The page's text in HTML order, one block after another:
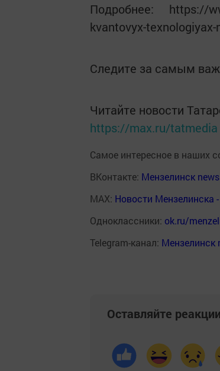
Подробнее: https://
kvantovyx-
Следите за самым
Читайте новости
https://max.ru/tatmedia
Самое интересное в наших
ВКонтакте: Мензелинск
MAX: Новости Мензелинска
Одноклассники: ok.ru/
Telegram-канал: Мензелинск
Оставляйте реакции